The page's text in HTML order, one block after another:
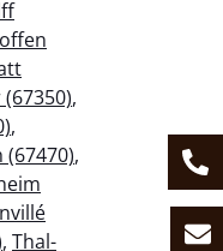
,
,
,
, Thal-